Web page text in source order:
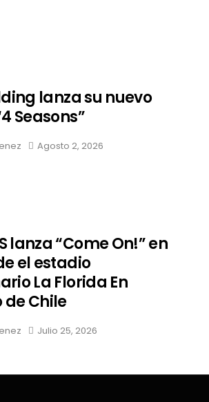
lanza su nuevo
Seasons”
Agosto 2, 2026
lanza “Come On!” en
el estadio
La Florida En
de Chile
Julio 25, 2026